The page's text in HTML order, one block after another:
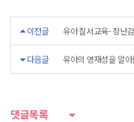
이전글 유아 질서교육- 장난
다음글 유아의 영재성을 알
댓글목록